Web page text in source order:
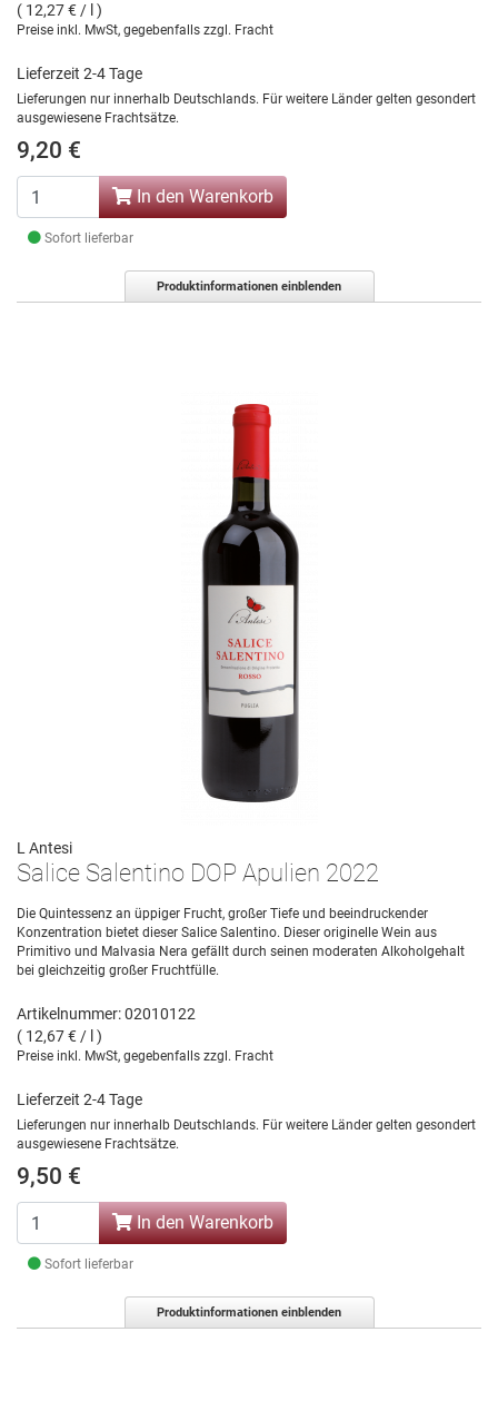
( 12,27 € / l )
Preise inkl. MwSt, gegebenfalls zzgl. Fracht
Lieferzeit 2-4 Tage
Lieferungen nur innerhalb Deutschlands. Für weitere Länder gelten gesondert
ausgewiesene Frachtsätze.
9,20 €
In den Warenkorb
Sofort lieferbar
Produktinformationen einblenden
L Antesi
Salice Salentino DOP Apulien 2022
Die Quintessenz an üppiger Frucht, großer Tiefe und beeindruckender
Konzentration bietet dieser Salice Salentino. Dieser originelle Wein aus
Primitivo und Malvasia Nera gefällt durch seinen moderaten Alkoholgehalt
bei gleichzeitig großer Fruchtfülle.
Artikelnummer: 02010122
( 12,67 € / l )
Preise inkl. MwSt, gegebenfalls zzgl. Fracht
Lieferzeit 2-4 Tage
Lieferungen nur innerhalb Deutschlands. Für weitere Länder gelten gesondert
ausgewiesene Frachtsätze.
9,50 €
In den Warenkorb
Sofort lieferbar
Produktinformationen einblenden